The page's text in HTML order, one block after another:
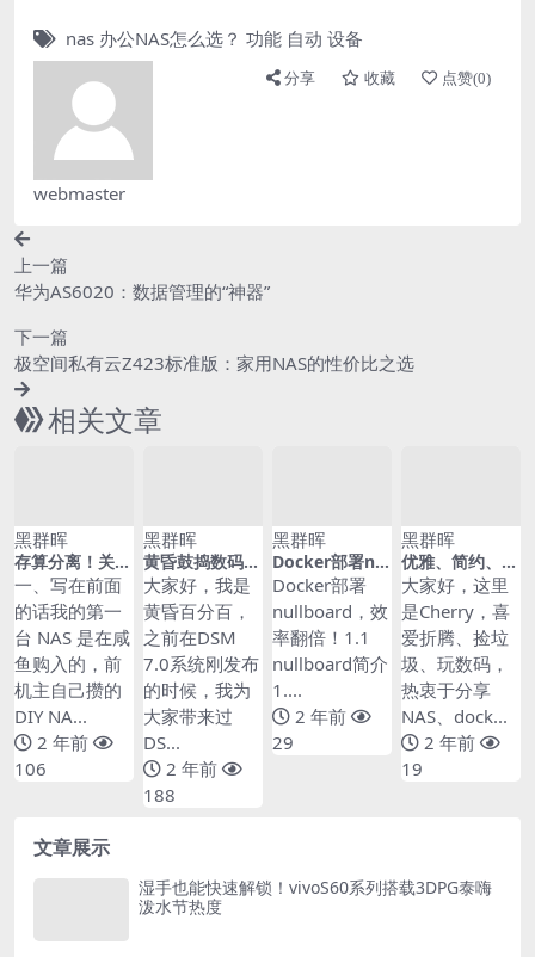
nas 办公NAS怎么选？ 功能 自动 设备
webmaster
分享 收藏 点赞(0)
上一篇
华为AS6020：数据管理的“神器”
下一篇
极空间私有云Z423标准版：家用NAS的性价比之选
相关文章
黑群晖
存算分离！关于
我 NAS 使用的
一些想法的纯主
观分享
一、写在前面
的话我的第一
台 NAS 是在咸
鱼购入的，前
机主自己攒的
DIY NA...
2 年前
106
黑群晖
黄昏鼓捣数码
篇三百九十一：
专业办公NAS群
晖DS923+ & D
SM系统使用分
享
大家好，我是
黄昏百分百，
之前在DSM
7.0系统刚发布
的时候，我为
大家带来过
DS...
2 年前
188
黑群晖
Docker部署nul
lboard，效率
翻倍！
Docker部署
nullboard，效
率翻倍！1.1
nullboard简介
1....
2 年前
29
黑群晖
优雅、简约、移
动端适配，颜值
最高的轻论坛
——Flarum部
署教程
大家好，这里
是Cherry，喜
爱折腾、捡垃
圾、玩数码，
热衷于分享
NAS、dock...
2 年前
19
文章展示
湿手也能快速解锁！vivoS60系列搭载3DPG泰嗨
泼水节热度